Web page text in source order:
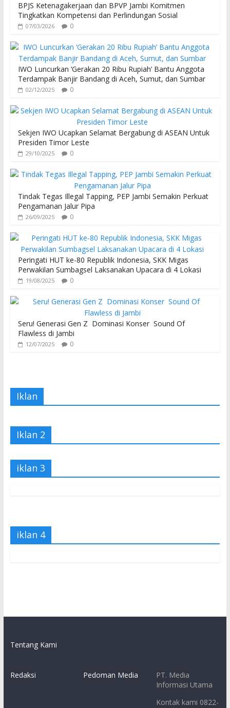
BPJS Ketenagakerjaan dan BPVP Jambi Komitmen
Tingkatkan Kompetensi dan Perlindungan Sosial
07/03/2026 0
IWO Luncurkan ‘Gerakan 20 Ribu Rupiah’ Bantu Anggota
Terdampak Banjir Bandang di Aceh, Sumut, dan Sumbar
02/12/2025 0
Sekjen IWO Ucapkan Selamat Bergabung di ASEAN Untuk
Presiden Timor Leste
29/10/2025 0
Tindak Tegas Illegal Tapping, PEP Jambi Semakin Perkuat
Pengamanan Jalur Pipa
26/09/2025 0
Peringati HUT ke-80 Republik Indonesia, SKK Migas
Perwakilan Sumbagsel Laksanakan Upacara di 4 Lokasi
19/08/2025 0
Seru! Generasi Gen Z Dominasi Konser Sound Of
Flawless di Jambi
12/07/2025 0
Iklan
Iklan 2
iklan 3
iklan 4
Tentang Kami
Redaksi Pedoman Media
PT. Media
Informasi Utama
Kontak kami 0822-